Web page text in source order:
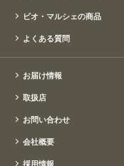
ビオ・マルシェの商品
よくある質問
お届け情報
取扱店
お問い合わせ
会社概要